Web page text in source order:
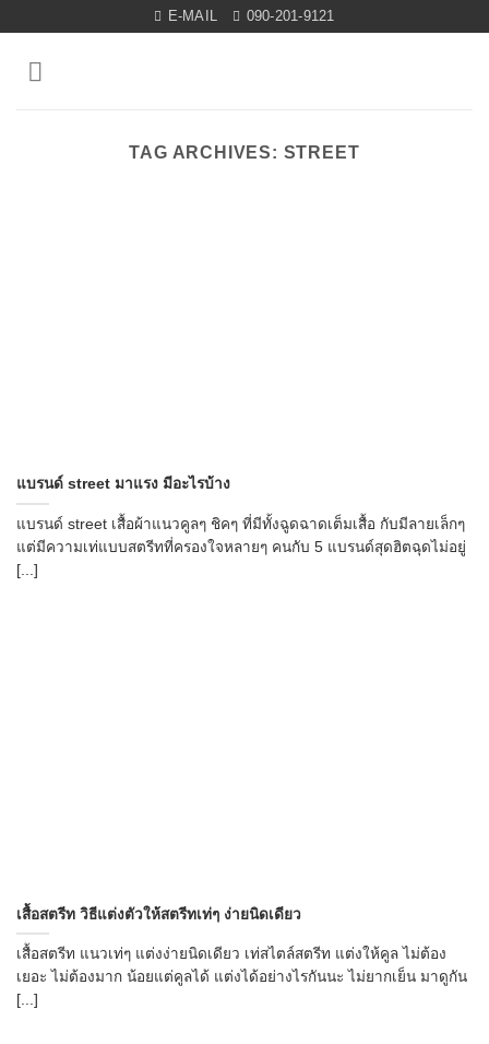
content
E-MAIL 090-201-9121
TAG ARCHIVES: STREET
แบรนด์ street มาแรง มีอะไรบ้าง
แบรนด์ street เสื้อผ้าแนวคูลๆ ชิคๆ ที่มีทั้งฉูดฉาดเต็มเสื้อ กับมีลายเล็กๆ
แต่มีความเท่แบบสตรีทที่ครองใจหลายๆ คนกับ 5 แบรนด์สุดฮิตฉุดไม่อยู่
[...]
เสื้อสตรีท วิธีแต่งตัวให้สตรีทเท่ๆ ง่ายนิดเดียว
เสื้อสตรีท แนวเท่ๆ แต่งง่ายนิดเดียว เท่สไตล์สตรีท แต่งให้คูล ไม่ต้อง
เยอะ ไม่ต้องมาก น้อยแต่คูลได้ แต่งได้อย่างไรกันนะ ไม่ยากเย็น มาดูกัน
[...]